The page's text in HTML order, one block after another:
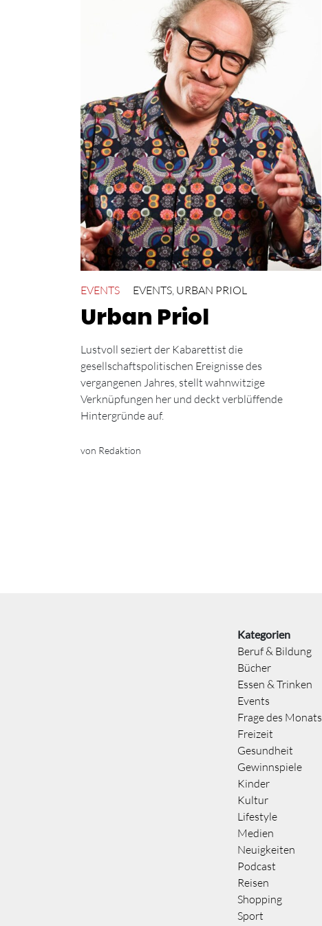
EVENTS EVENTS URBAN PRIOL
Urban Priol
Lustvoll seziert der Kabarettist die
gesellschaftspolitischen Ereignisse des
vergangenen Jahres, stellt wahnwitzige
Verknüpfungen her und deckt verblüffende
Hintergründe auf.
von Redaktion
Kategorien
Beruf & Bildung
Bücher
Essen & Trinken
Events
Frage des Monats
Freizeit
Gesundheit
Gewinnspiele
Kinder
Kultur
Lifestyle
Medien
Neuigkeiten
Podcast
Reisen
Shopping
Sport